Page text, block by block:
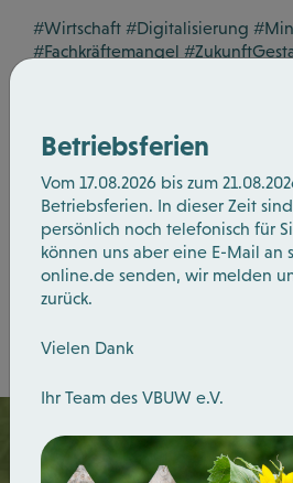
#Wirtschaft #Digitalisierung
#Fachkräftemangel
VBUW), Nicole Thomas
Spandau)
Zurück
Betriebsferien
Vom 17.08.2026 bis zum
Betriebsferien. In dieser Zeit
persönlich noch telefonisch für
können uns aber eine E-Mail an
online.de senden, wir melden
zurück.
Vielen Dank
Ihr Team des VBUW e.V.